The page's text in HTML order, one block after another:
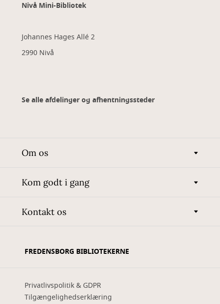
Nivå Mini-Bibliotek
Johannes Hages Allé 2
2990 Nivå
Se alle afdelinger og afhentningssteder
Om os
Kom godt i gang
Kontakt os
FREDENSBORG BIBLIOTEKERNE
Privatlivspolitik & GDPR
Tilgængelighedserklæring